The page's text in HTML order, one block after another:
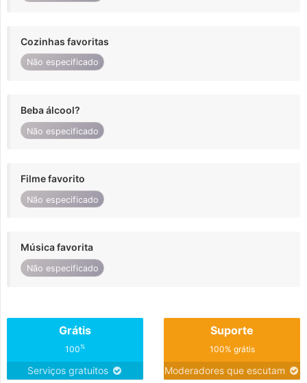
Cozinhas favoritas
Não especificado
Beba álcool?
Não especificado
Filme favorito
Não especificado
Música favorita
Não especificado
Grátis
100%
Serviços gratuitos
Suporte
100% grátis
Moderadores que escutam